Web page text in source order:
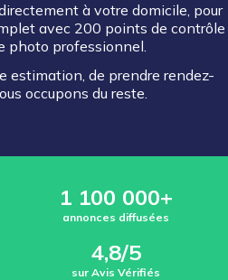
à votre domicile, pour
avec 200 points de contrôle
photo professionnel.
estimation, de prendre rendez-
occupons du reste.
1 100 000+
annonces diffusées
4,8/5
sur Avis Vérifiés